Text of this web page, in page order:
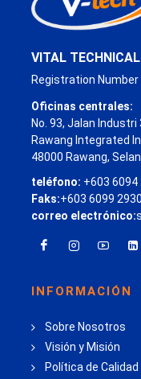
VITAL
Registration Number
Oficinas centrales:
No. 93, Jalan Industri
Rawang Integrated
48000 Rawang,
teléfono: +603 6094
Faks:+603 6099 2930
correo electrónico:
INFORMACIÓN
Sobre Nosotros
Visión y Misión
Política de